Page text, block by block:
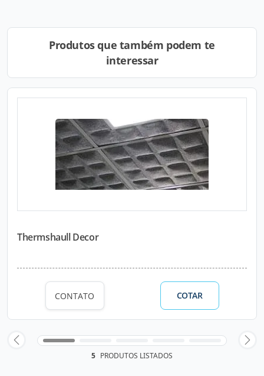
Produtos que também podem te
interessar
Thermshaull Decor
CONTATO COTAR
5 PRODUTOS LISTADOS